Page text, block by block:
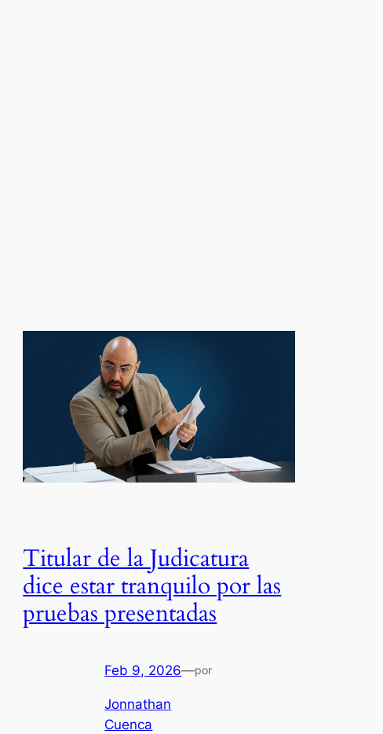
Titular de la Judicatura
dice estar tranquilo por las
pruebas presentadas
Feb 9, 2026—por
Jonnathan
Cuenca